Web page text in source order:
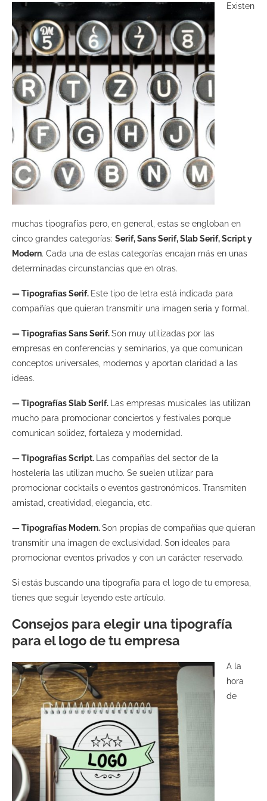
Existen
muchas tipografías pero, en general, estas se engloban en
cinco grandes categorías: Serif, Sans Serif, Slab Serif, Script y
Modern. Cada una de estas categorías encajan más en unas
determinadas circunstancias que en otras.
— Tipografías Serif. Este tipo de letra está indicada para
compañías que quieran transmitir una imagen seria y formal.
— Tipografías Sans Serif.Son muy utilizadas por las
empresas en conferencias y seminarios, ya que comunican
conceptos universales, modernos y aportan claridad a las
ideas.
— Tipografías Slab Serif.
Las empresas musicales las utilizan
mucho para promocionar conciertos y festivales porque
comunican solidez, fortaleza y modernidad.
— Tipografías Script.
Las compañías del sector de la
hostelería las utilizan mucho. Se suelen utilizar para
promocionar cocktails o eventos gastronómicos. Transmiten
amistad, creatividad, elegancia, etc.
— Tipografías Modern.Son propias de compañías que quieran
transmitir una imagen de exclusividad. Son ideales para
promocionar eventos privados y con un carácter reservado.
Si estás buscando una tipografía para el logo de tu empresa,
tienes que seguir leyendo este artículo.
Consejos para elegir una tipografía
para el logo de tu empresa
A la
hora
de